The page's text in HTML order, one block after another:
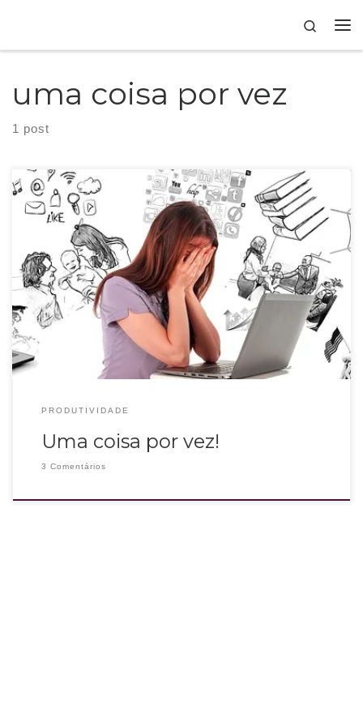
Search
uma coisa por vez
1 post
PRODUTIVIDADE
Uma coisa por vez!
3 Comentários